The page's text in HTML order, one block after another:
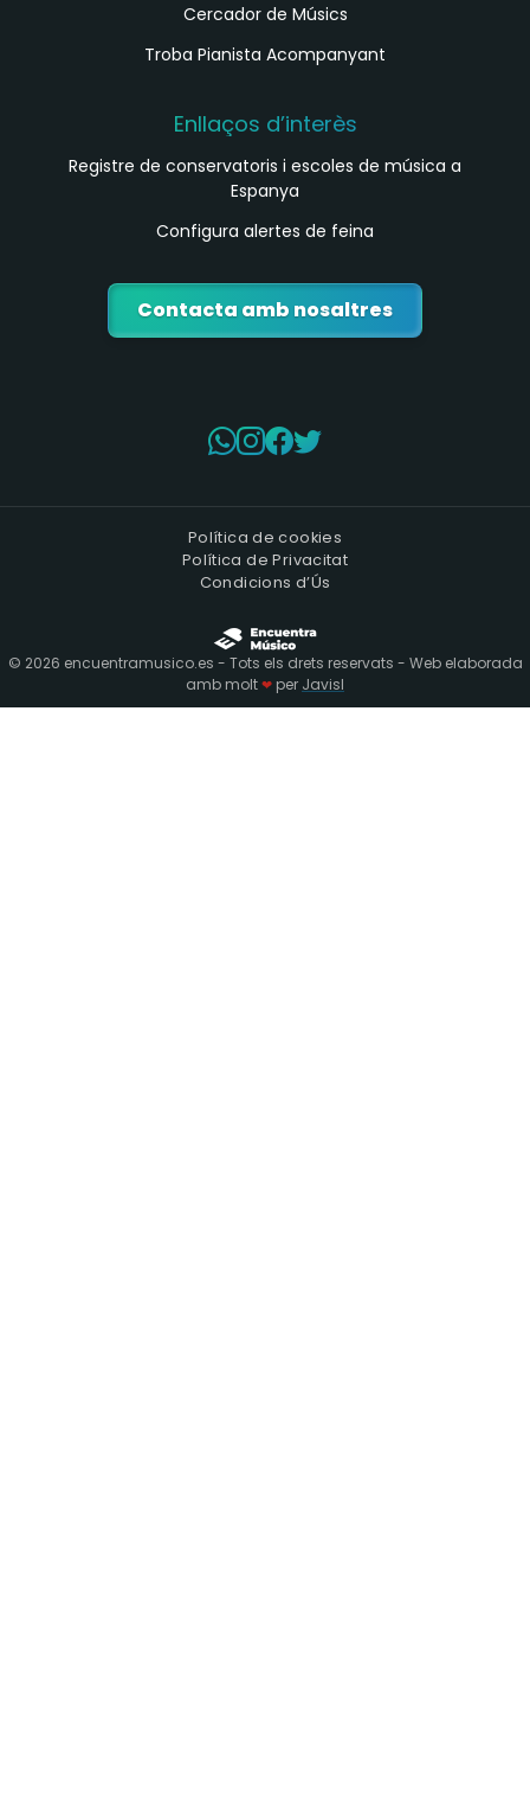
Cercador de Músics
Troba Pianista Acompanyant
Enllaços d’interès
Registre de conservatoris i escoles de música a
Espanya
Configura alertes de feina
Contacta amb nosaltres
Política de cookies
Política de Privacitat
Condicions d’Ús
© 2026 encuentramusico.es - Tots els drets reservats - Web elaborada
amb molt ❤ per Javisl